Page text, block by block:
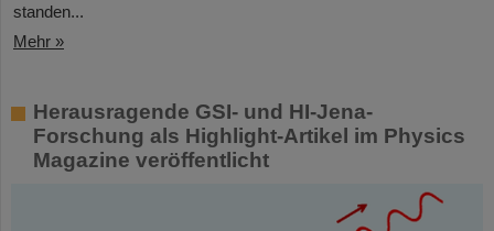
standen...
Mehr »
Herausragende GSI- und HI-Jena-
Forschung als Highlight-Artikel im Physics
Magazine veröffentlicht